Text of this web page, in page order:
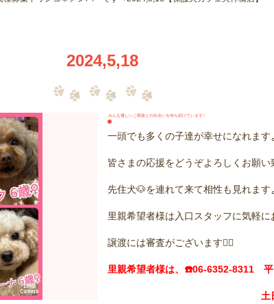
2024,5,18
みんな優しいご家族との出会いを待ち続けています✨
一頭でも多くの子達が幸せになれます
皆さまの応援をどうぞよろしくお願い
先住犬🐶を連れて来て相性も見れます
里親希望者様は入口スタッフに気軽に
譲渡には審査がございます🙇‍♂️
里親希望者様は、☎️06-6352-8311 平
土日祝日は11